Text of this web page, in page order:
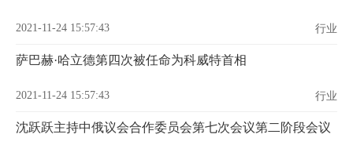
2021-11-24 15:57:43 行业
萨巴赫·哈立德第四次被任命为科威特首相
2021-11-24 15:57:43 行业
沈跃跃主持中俄议会合作委员会第七次会议第二阶段会议